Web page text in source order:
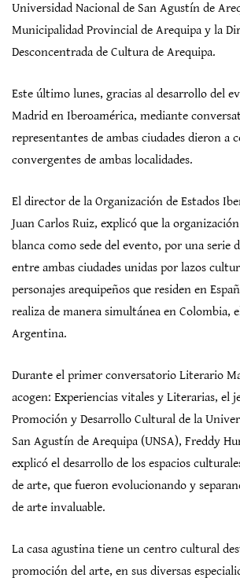
Universidad Nacional de San Agustín de
Municipalidad Provincial de Arequipa y la
Desconcentrada de Cultura de Arequipa.
Este último lunes, gracias al desarrollo del
Madrid en Iberoamérica, mediante
representantes de ambas ciudades dieron a
convergentes de ambas localidades.
El director de la Organización de Estados
Juan Carlos Ruiz, explicó que la
blanca como sede del evento, por una serie
entre ambas ciudades unidas por lazos
personajes arequipeños que residen en
realiza de manera simultánea en Colombia,
Argentina.
Durante el primer conversatorio Literario
acogen: Experiencias vitales y Literarias, el
Promoción y Desarrollo Cultural de la
San Agustín de Arequipa (UNSA), Freddy
explicó el desarrollo de los espacios
de arte, que fueron evolucionando y
de arte invaluable.
La casa agustina tiene un centro cultural
promoción del arte, en sus diversas